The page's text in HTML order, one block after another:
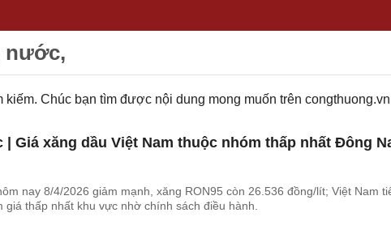
nước,
kiếm. Chúc bạn tìm được nội dung mong muốn trên congthuong.vn
| Giá xăng dầu Việt Nam thuộc nhóm thấp nhất Đông
nay 8/4/2026 giảm mạnh, xăng RON95 còn 26.536 đồng/lít; Việt Nam
giá thấp nhất khu vực nhờ chính sách điều hành.